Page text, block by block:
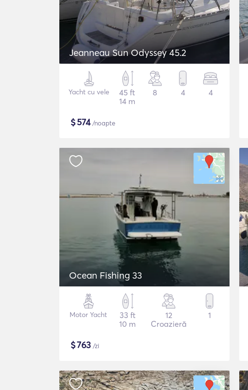
Jeanneau Sun Odyssey 45.2
Yacht cu vele
45 ft
14 m
8 4 4
$574/noapte
Ocean Fishing 33
Motor Yacht
33 ft
10 m
12
Croazieră
1
$763 /zi